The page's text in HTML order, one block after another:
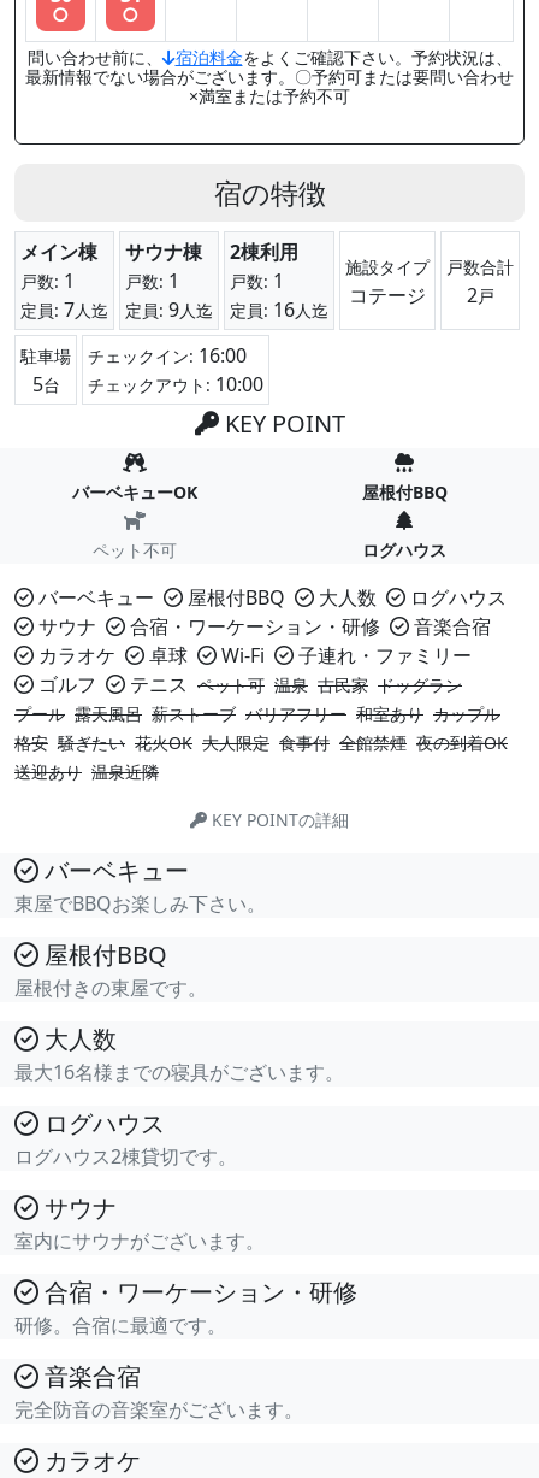
○ ○
問い合わせ前に、 宿泊料金をよくご確認下さい。予約状況は、
最新情報でない場合がございます。〇予約可または要問い合わせ
×満室または予約不可
宿の特徴
メイン棟
戸数: 1
定員: 7人迄
サウナ棟
戸数: 1
定員: 9人迄
2棟利用
戸数: 1
定員: 16人迄
施設タイプ
コテージ
戸数合計
2戸
駐車場
5台
チェックイン: 16:00
チェックアウト: 10:00
KEY POINT
バーベキューOK 屋根付BBQ
ペット不可 ログハウス
バーベキュー 屋根付BBQ 大人数
ログハウス
サウナ
合宿・ワーケーション・研修
音楽合宿
カラオケ
卓球 Wi-Fi
子連れ・ファミリー
ゴルフ
テニス ペット可 温泉 古民家 ドッグラン
プール 露天風呂 薪ストーブ バリアフリー 和室あり カップル
格安 騒ぎたい 花火OK 大人限定 食事付 全館禁煙 夜の到着OK
送迎あり 温泉近隣
KEY POINTの詳細
バーベキュー
東屋でBBQお楽しみ下さい。
屋根付BBQ
屋根付きの東屋です。
大人数
最大16名様までの寝具がございます。
ログハウス
ログハウス2棟貸切です。
サウナ
室内にサウナがございます。
合宿・ワーケーション・研修
研修。合宿に最適です。
音楽合宿
完全防音の音楽室がございます。
カラオケ